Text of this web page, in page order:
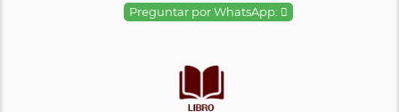
Preguntar por WhatsApp: